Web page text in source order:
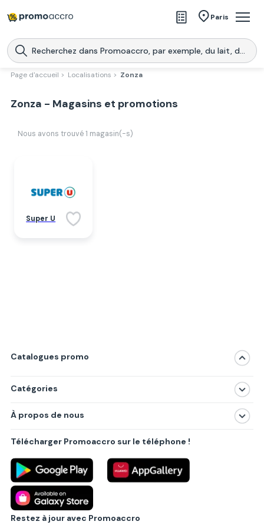
Paris
Magasins
Produits
Promoaccro
Page d'accueil > Localisations > Zonza
Zonza - Magasins et promotions
Nous avons trouvé 1 magasin(-s)
Super U
Catalogues promo
Catégories
Produits
Villes principales
À propos de nous
Politique de confidentialité
Règlements
Partenariat B2B
Blog
Contact
Télécharger Promoaccro sur le téléphone !
Restez à jour avec Promoaccro